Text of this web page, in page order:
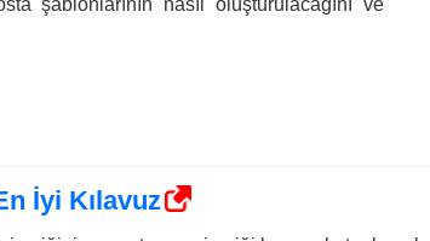
şablonlarının nasıl oluşturulacağını ve
İyi Kılavuz